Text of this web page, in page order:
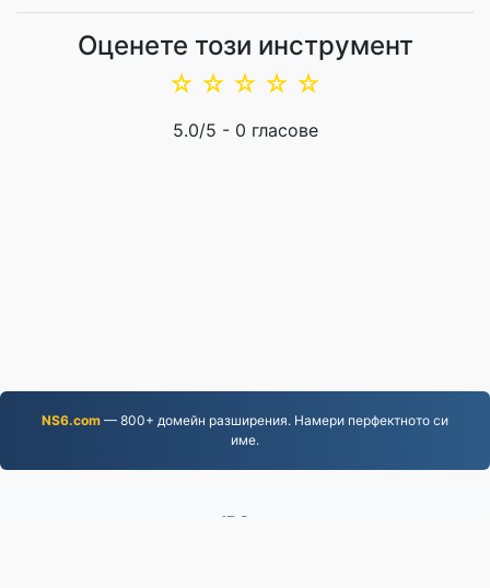
Оценете този инструмент
☆
☆
☆
☆
☆
5.0/5 - 0 гласове
NS6.com — 800+ домейн разширения. Намери перфектното си
име.
JPG.to